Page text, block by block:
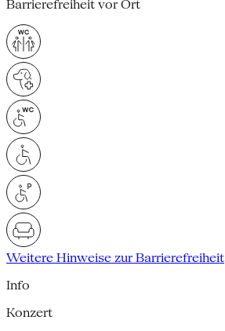
Barrierefreiheit vor Ort
Weitere Hinweise zur Barrierefreiheit
Info
Konzert